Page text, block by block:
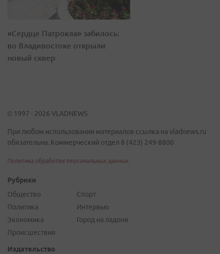
«Сердце Патрокла» забилось:
во Владивостоке открыли
новый сквер
© 1997 - 2026 VLADNEWS
При любом использовании материалов ссылка на vladnews.ru
обязательна. Коммерческий отдел 8 (423) 249-8800
Политика обработки персональных данных
Рубрики
Общество
Политика
Экономика
Происшествия
Спорт
Интервью
Город на ладони
Издательство